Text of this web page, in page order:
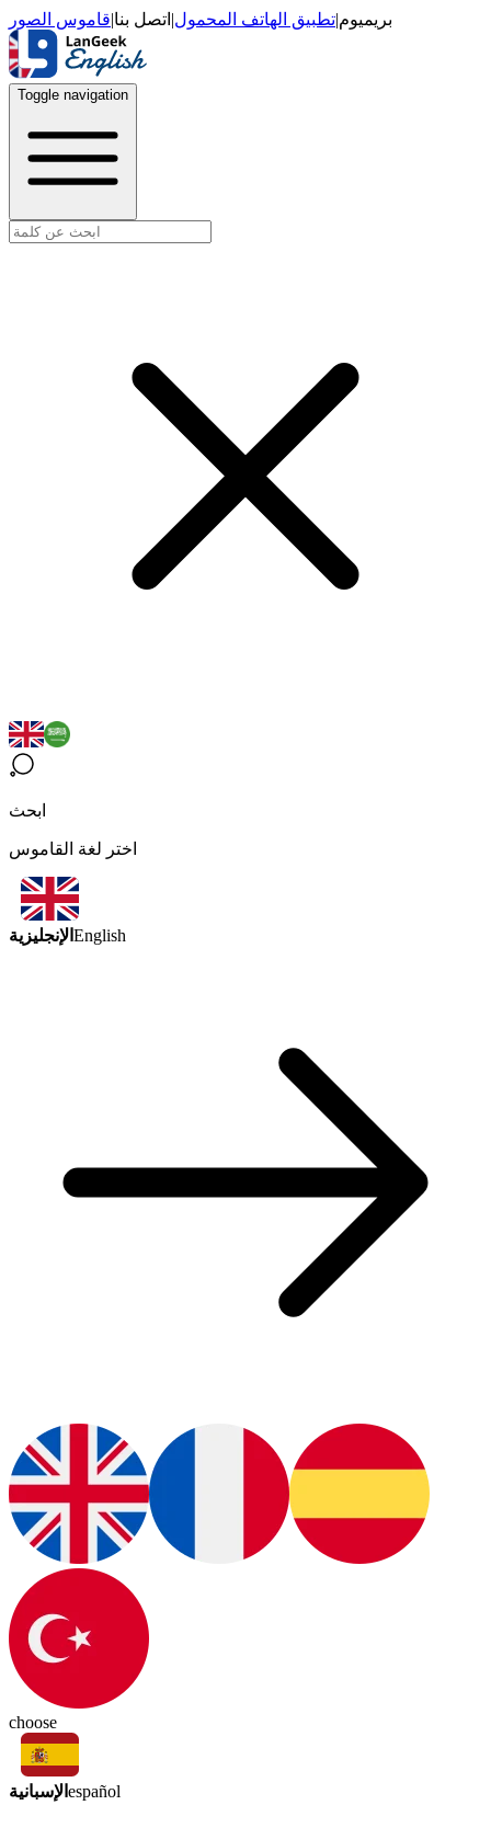
بريميوم|تطبيق الهاتف المحمول| اتصل بنا|قاموس الصور
Toggle navigation
ابحث
اختر لغة القاموس
الإنجليزية English
choose
الإسبانية español